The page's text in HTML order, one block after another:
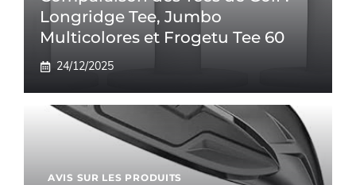
Longridge Tee, Jumbo
Multicolores et Frogetu Tee 60
24/12/2025
AVIS SUR LES PRODUITS